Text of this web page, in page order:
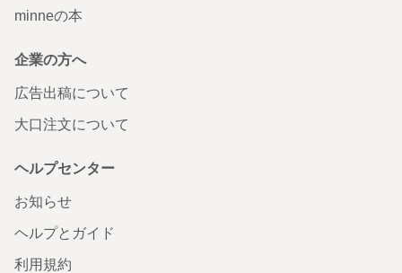
minneの本
企業の方へ
広告出稿について
大口注文について
ヘルプセンター
お知らせ
ヘルプとガイド
利用規約